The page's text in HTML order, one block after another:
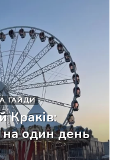
ГАЙДИ
Краків:
один день